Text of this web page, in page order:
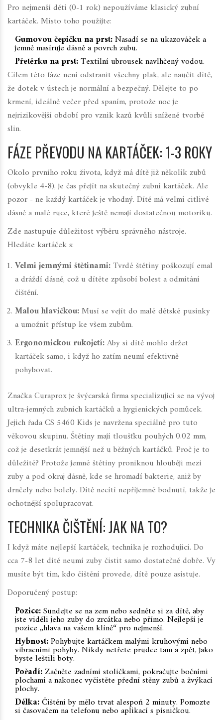
Pro nejmenší děti (0-1 rok) nepoužíváme klasický zubní
kartáček. Místo toho použijte:
Gumovou čepičku na prst:Nasadí se na ukazováček a
jemně masíruje dásně a povrch zubu.
Přetěrku na prst:Textilní ubrousek navlhčený vodou.
Cílem této fáze není odstranit všechny plak, ale naučit dítě,
že dotek v ústech je normální a bezpečný. Dělejte to po
krmení, ideálně večer před spaním, protože noc je
nejrizikovější období pro vznik kazů kvůli snížené tvorbě
slin.
FÁZE PŘEVODU NA KARTÁČEK: 1-3 ROKY
Okolo prvního roku života, když má dítě již několik zubů
(obvykle 4-8), je čas přejít na skutečný zubní kartáček. Ale
pozor - ne každý kartáček je vhodný. Dítě má velmi citlivé
dásně a malé ruce, které ještě nemají dostatečnou motoriku.
Zde nastupuje důležitost výběru správného nástroje.
Hledáte kartáček s:
Velmi jemnými štětinami:Tvrdé štětiny poškozují emal
a dráždí dásně, což u dítěte způsobí bolest a odmítání
čištění.
Malou hlavičkou:Musí se vejít do malé dětské pusinky
a umožnit přístup ke všem zubům.
Ergonomickou rukojetí:Aby si dítě mohlo držet
kartáček samo, i když ho zatím neumí efektivně
pohybovat.
ZnačkaCuraproxje švýcarská firma specializující se na vývoj
ultra-jemných zubních kartáčků a hygienických pomůcek.
Jejich řadaCS 5460 Kidsje navržena speciálně pro tuto
věkovou skupinu. Štětiny mají tloušťku pouhých 0.02 mm,
což je desetkrát jemnější než u běžných kartáčků. Proč je to
důležité? Protože jemné štětiny proniknou hlouběji mezi
zuby a pod okraj dásně, kde se hromadí bakterie, aniž by
drnčely nebo bolely. Dítě necítí nepříjemné bodnutí, takže je
ochotnější spolupracovat.
TECHNIKA ČIŠTĚNÍ: JAK NA TO?
I když máte nejlepší kartáček, technika je rozhodující. Do
cca 7-8 let dítě neumí zuby čistit samo dostatečně dobře. Vy
musíte být tím, kdo čištění provede, dítě pouze asistuje.
Doporučený postup:
Pozice:Sundejte se na zem nebo sedněte si za dítě, aby
jste viděli jeho zuby do zrcátka nebo přímo. Nejlepší je
pozice „hlava na vašem klíně“ pro nejmenší.
Hybnost:Pohybujte kartáčkem malými kruhovými nebo
vibracními pohyby. Nikdy netřete prudce tam a zpět, jako
byste leštili boty.
Pořadí:Začněte zadními stoličkami, pokračujte bočními
plochami a nakonec vyčistěte přední stěny zubů a žvýkací
plochy.
Délka:Čištění by mělo trvat alespoň 2 minuty. Pomozte
si časovačem na telefonu nebo aplikací s písničkou.